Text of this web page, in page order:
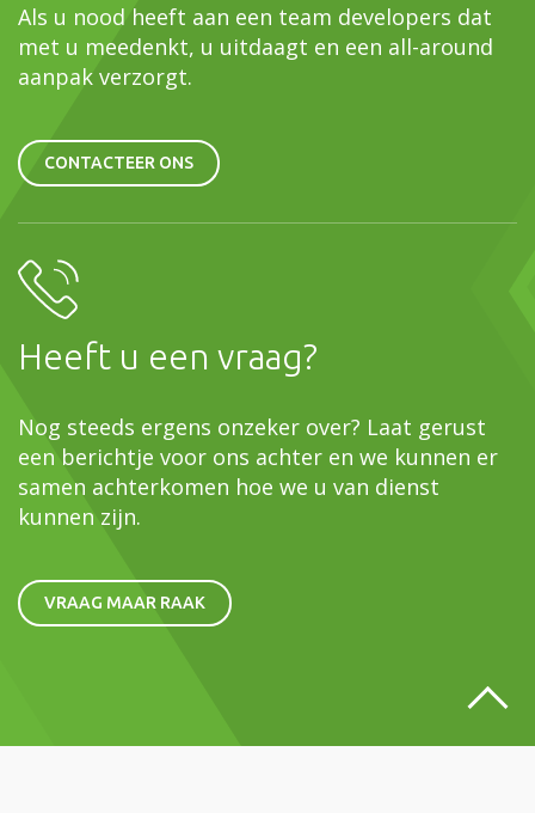
Als u nood heeft aan een team developers dat
met u meedenkt, u uitdaagt en een all-around
aanpak verzorgt.
CONTACTEER ONS
Heeft u een vraag?
Nog steeds ergens onzeker over? Laat gerust
een berichtje voor ons achter en we kunnen er
samen achterkomen hoe we u van dienst
kunnen zijn.
VRAAG MAAR RAAK